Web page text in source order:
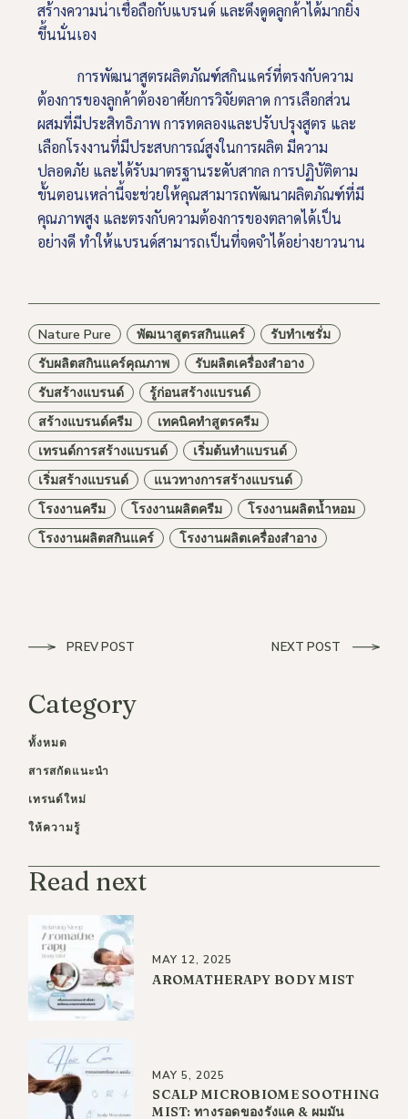
สร้างความน่าเชื่อถือกับแบรนด์ และดึงดูดลูกค้าได้มากยิ่ง
ขึ้นนั่นเอง
การพัฒนาสูตรผลิตภัณฑ์สกินแคร์ที่ตรงกับความ
ต้องการของลูกค้าต้องอาศัยการวิจัยตลาด การเลือกส่วน
ผสมที่มีประสิทธิภาพ การทดลองและปรับปรุงสูตร และ
เลือกโรงงานที่มีประสบการณ์สูงในการผลิต มีความ
ปลอดภัย และได้รับมาตรฐานระดับสากล การปฏิบัติตาม
ขั้นตอนเหล่านี้จะช่วยให้คุณสามารถพัฒนาผลิตภัณฑ์ที่มี
คุณภาพสูง และตรงกับความต้องการของตลาดได้เป็น
อย่างดี ทำให้แบรนด์สามารถเป็นที่จดจำได้อย่างยาวนาน
Nature Pure พัฒนาสูตรสกินแคร์
รับทำเซรั่ม
รับผลิตสกินแคร์คุณภาพ
รับผลิตเครื่องสำอาง
รับสร้างแบรนด์
รู้ก่อนสร้างแบรนด์
สร้างแบรนด์ครีม
เทคนิคทำสูตรครีม
เทรนด์การสร้างแบรนด์
เริ่มต้นทำแบรนด์
เริ่มสร้างแบรนด์
แนวทางการสร้างแบรนด์
โรงงานครีม
โรงงานผลิตครีม
โรงงานผลิตน้ำหอม
โรงงานผลิตสกินแคร์
โรงงานผลิตเครื่องสำอาง
PREV POST NEXT POST
Category
ทั้งหมด
สารสกัดแนะนำ
เทรนด์ใหม่
ให้ความรู้
Read next
MAY 12, 2025
AROMATHERAPY BODY MIST
MAY 5, 2025
SCALP MICROBIOME SOOTHING
MIST: ทางรอดของรังแค & ผมมัน